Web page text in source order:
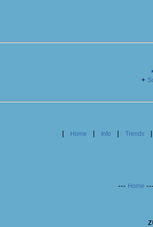
+
| Home | Info | Trends
--- Home ---